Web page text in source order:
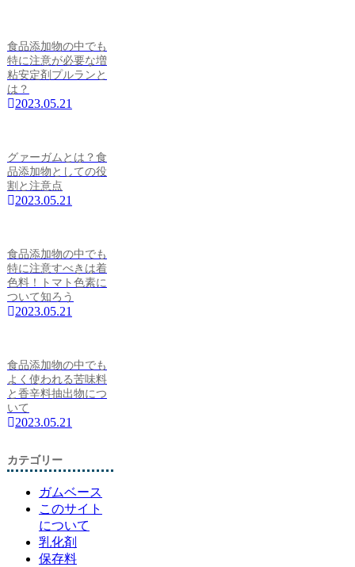
食品添加物の中でも
特に注意が必要な増
粘安定剤プルランと
は？
2023.05.21
グァーガムとは？食
品添加物としての役
割と注意点
2023.05.21
食品添加物の中でも
特に注意すべきは着
色料！トマト色素に
ついて知ろう
2023.05.21
食品添加物の中でも
よく使われる苦味料
と香辛料抽出物につ
いて
2023.05.21
カテゴリー
ガムベース
このサイト
について
乳化剤
保存料